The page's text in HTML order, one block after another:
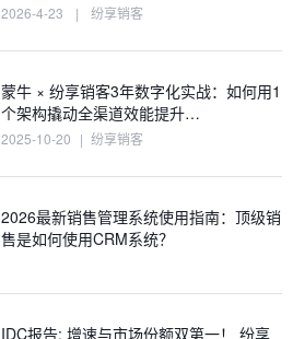
2026-4-23 | 纷享销客
蒙牛 × 纷享销客3年数字化实战：如何用1
个架构撬动全渠道效能提升…
2025-10-20 | 纷享销客
2026最新销售管理系统使用指南：顶级销
售是如何使用CRM系统？
IDC报告: 增速与市场份额双第一！ 纷享